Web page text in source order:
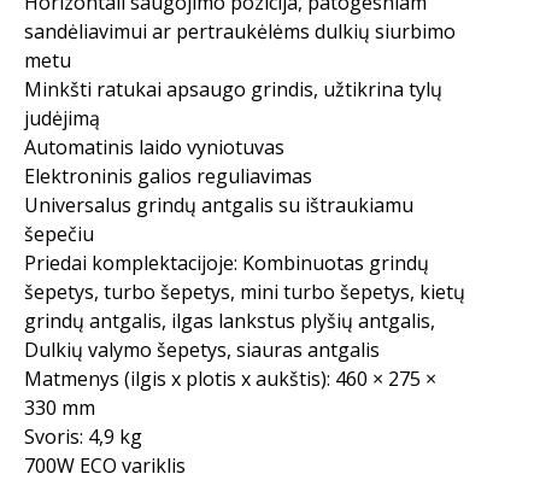
sandėliavimui ar pertraukėlėms dulkių siurbimo
metu
Minkšti ratukai apsaugo grindis, užtikrina tylų
judėjimą
Automatinis laido vyniotuvas
Elektroninis galios reguliavimas
Universalus grindų antgalis su ištraukiamu
šepečiu
Priedai komplektacijoje: Kombinuotas grindų
šepetys, turbo šepetys, mini turbo šepetys, kietų
grindų antgalis, ilgas lankstus plyšių antgalis,
Dulkių valymo šepetys, siauras antgalis
Matmenys (ilgis x plotis x aukštis): 460 × 275 ×
330 mm
Svoris: 4,9 kg
700W ECO variklis